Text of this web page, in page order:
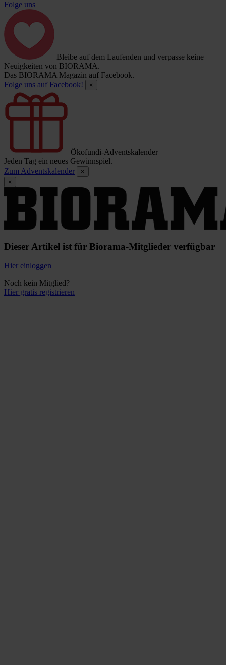
Folge uns
Bleibe auf dem Laufenden und verpasse keine
Neuigkeiten von BIORAMA.
Das BIORAMA Magazin auf Facebook.
Folge uns auf Facebook!
×
Ökofundi-Adventskalender
Jeden Tag ein neues Gewinnspiel.
Zum Adventskalender
×
×
Dieser Artikel ist für Biorama-Mitglieder verfügbar
Hier einloggen
Noch kein Mitglied?
Hier gratis registrieren